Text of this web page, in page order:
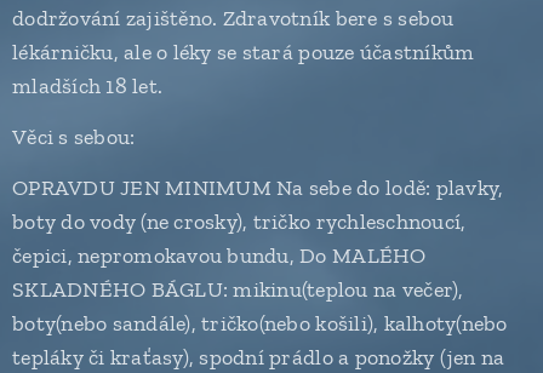
dodržování zajištěno. Zdravotník bere s sebou
lékárničku, ale o léky se stará pouze účastníkům
mladších 18 let.
Věci s sebou:
OPRAVDU JEN MINIMUM Na sebe do lodě: plavky,
boty do vody (ne crosky), tričko rychleschnoucí,
čepici, nepromokavou bundu, Do MALÉHO
SKLADNÉHO BÁGLU: mikinu(teplou na večer),
boty(nebo sandále), tričko(nebo košili), kalhoty(nebo
tepláky či kraťasy), spodní prádlo a ponožky (jen na